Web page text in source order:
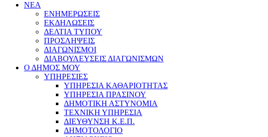
ΝΕΑ
ΕΝΗΜΕΡΩΣΕΙΣ
ΕΚΔΗΛΩΣΕΙΣ
ΔΕΛΤΙΑ ΤΥΠΟΥ
ΠΡΟΣΛΗΨΕΙΣ
ΔΙΑΓΩΝΙΣΜΟΙ
ΔΙΑΒΟΥΛΕΥΣΕΙΣ ΔΙΑΓΩΝΙΣΜΩΝ
Ο ΔΗΜΟΣ ΜΟΥ
ΥΠΗΡΕΣΙΕΣ
ΥΠΗΡΕΣΙΑ ΚΑΘΑΡΙΟΤΗΤΑΣ
ΥΠΗΡΕΣΙΑ ΠΡΑΣΙΝΟΥ
ΔΗΜΟΤΙΚΗ ΑΣΤΥΝΟΜΙΑ
ΤΕΧΝΙΚΗ ΥΠΗΡΕΣΙΑ
ΔΙΕΥΘΥΝΣΗ Κ.Ε.Π.
ΔΗΜΟΤΟΛΟΓΙΟ